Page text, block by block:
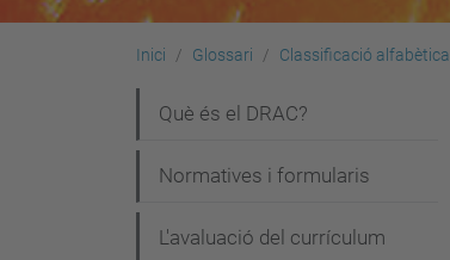
Inici Glossari Classificació alfabètica
a
v
Què és el DRAC?
Normatives i formularis
L'avaluació del currículum